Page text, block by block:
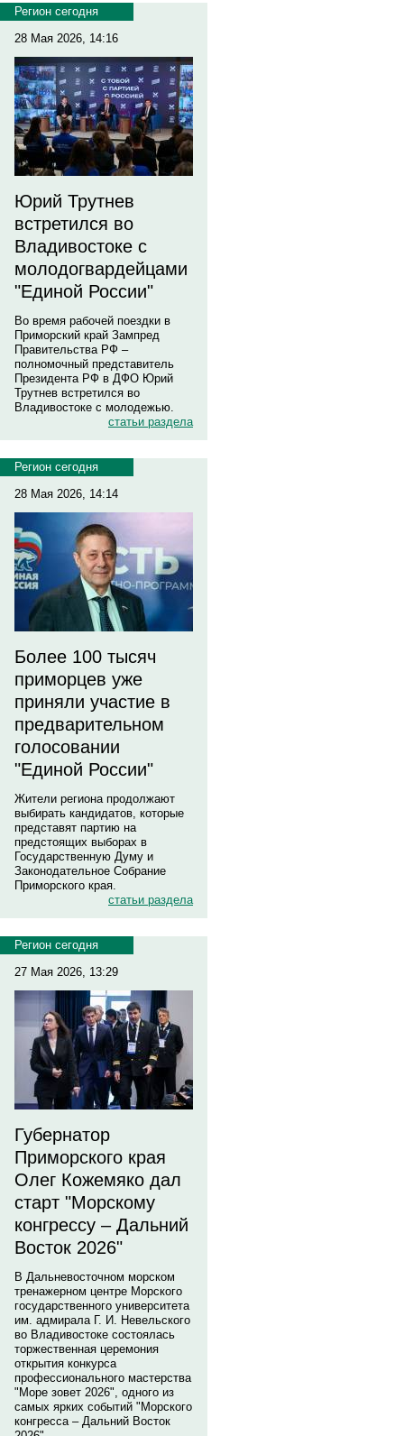
Регион сегодня
28 Мая 2026, 14:16
Юрий Трутнев
встретился во
Владивостоке с
молодогвардейцами
"Единой России"
Во время рабочей поездки в
Приморский край Зампред
Правительства РФ –
полномочный представитель
Президента РФ в ДФО Юрий
Трутнев встретился во
Владивостоке с молодежью.
статьи раздела
Регион сегодня
28 Мая 2026, 14:14
Более 100 тысяч
приморцев уже
приняли участие в
предварительном
голосовании
"Единой России"
Жители региона продолжают
выбирать кандидатов, которые
представят партию на
предстоящих выборах в
Государственную Думу и
Законодательное Собрание
Приморского края.
статьи раздела
Регион сегодня
27 Мая 2026, 13:29
Губернатор
Приморского края
Олег Кожемяко дал
старт "Морскому
конгрессу – Дальний
Восток 2026"
В Дальневосточном морском
тренажерном центре Морского
государственного университета
им. адмирала Г. И. Невельского
во Владивостоке состоялась
торжественная церемония
открытия конкурса
профессионального мастерства
"Море зовет 2026", одного из
самых ярких событий "Морского
конгресса – Дальний Восток